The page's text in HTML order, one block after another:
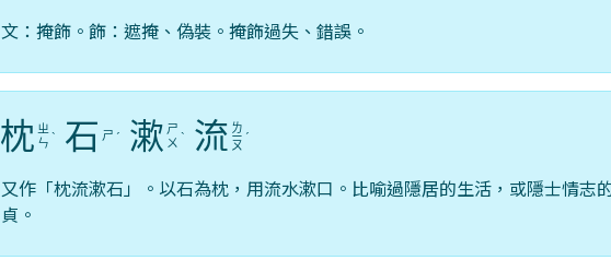
文：掩飾。飾：遮掩、偽裝。掩飾過失、錯誤。
枕 ㄓ
ㄣ ˋ 石 ㄕ ˊ 漱 ㄕ
ㄨ ˋ 流 ㄌ
ㄧ
ㄡ
ˊ
又作「枕流漱石」。以石為枕，用流水漱口。比喻過隱居的生活，或隱士情志
貞。